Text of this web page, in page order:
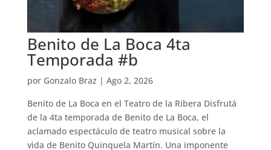
Benito de La Boca 4ta
Temporada #b
por Gonzalo Braz | Ago 2, 2026
Benito de La Boca en el Teatro de la Ribera Disfrutá
de la 4ta temporada de Benito de La Boca, el
aclamado espectáculo de teatro musical sobre la
vida de Benito Quinquela Martín. Una imponente